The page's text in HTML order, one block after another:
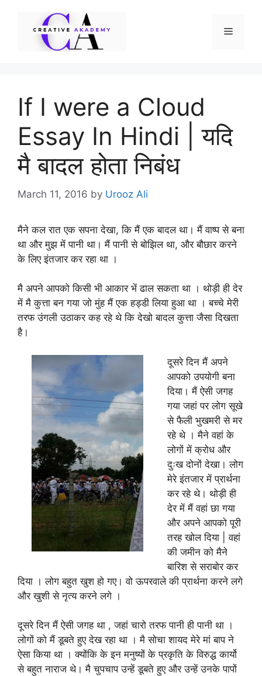
Menu
If I were a Cloud
Essay In Hindi | यदि
मै बादल होता निबंध
March 11, 2016 by Urooz Ali
मैने कल रात एक सपना देखा, कि मैं एक बादल था। मैं वाष्प से बना
था और मुझ में पानी था। मैं पानी से बोझिल था, और बौछार करने
के लिए इंतजार कर रहा था ।
मै अपने आपको किसी भी आकार भें ढाल सकता था । थोड़ी ही देर
में मै कुत्ता बन गया जो मुंह मैं एक हड्डी लिया हुआ था । बच्चे मेरी
तरफ उंगली उठाकर कह रहे थे कि देखो बादल कुत्ता जैसा दिखता
है।
दूसरे दिन मैं अपने
आपको उपयोगी बना
दिया। मैं ऐसी जगह
गया जहां पर लोग सूखे
से फैली भुखमरी से मर
रहे थे । मैने वहां के
लोगों में क्रोध और
दुःख दोनों देखा। लोग
मेरे इंतजार में प्रार्थना
कर रहे थे। थोड़ी ही
देर में मैं वहां छा गया
और अपने आपको पूरी
तरह खोल दिया | वहां
की जमीन को मैने
बारिश से सराबोर कर
दिया । लोग बहुत खुश हो गए। वो ऊपरवाले की प्रार्थना करने लगे
और खुशी से नृत्य करने लगे ।
दूसरे दिन मैं ऐसी जगह था , जहां चारो तरफ पानी ही पानी था ।
लोगों को मैं डूबते हुए देख रहा था । मै सोचा शायद मेरे मां बाप ने
ऐसा किया था । क्योंकि के इन मनुष्यों के प्रकृति के विरुद्ध कार्यो
से बहुत नाराज थे। मै चुपचाप उन्हें डूबते हुए और उन्हें उनके पापों